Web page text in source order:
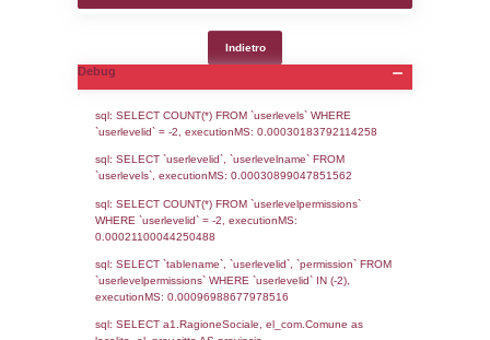
CONTROLLO A CUI è SOGGETTO LO
DELL'AMBIENTE/TERRITORIO
STABILIMENTO
SEZIONE H (pubblico) - DESCRIZIONE
STABILIMENTO E RIEPILOGO SOSTANZE